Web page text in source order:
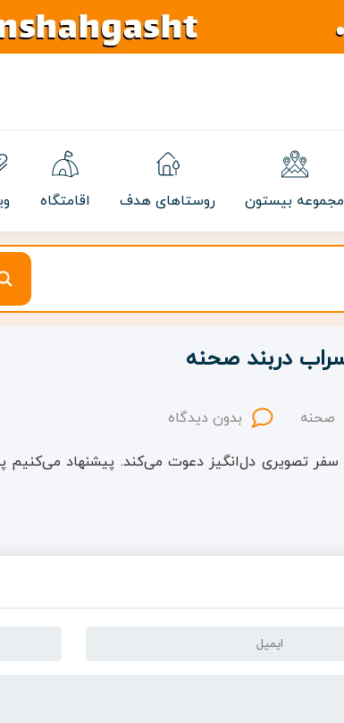
مجموعه بیستون روستاهای هدف اقامتگاه
دربند صحنه
صحنه بدون دیدگاه
تصویری دل‌انگیز دعوت می‌کند. پیشنهاد می‌کنیم